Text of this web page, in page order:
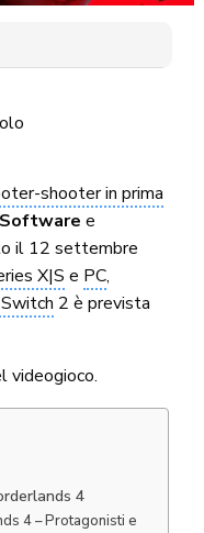
shooter in prima
e
il 12 settembre
X|S e PC,
2 è prevista
videogioco.
4
4 – Protagonisti e